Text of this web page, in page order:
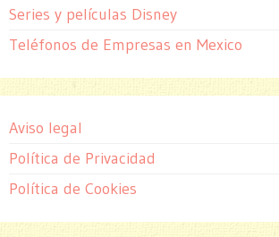
Series y películas Disney
Teléfonos de Empresas en Mexico
Aviso legal
Política de Privacidad
Política de Cookies